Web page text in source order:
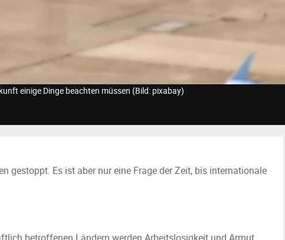
einige Dinge beachten müssen (Bild: pixabay)
gestoppt. Es ist aber nur eine Frage der Zeit, bis internationale